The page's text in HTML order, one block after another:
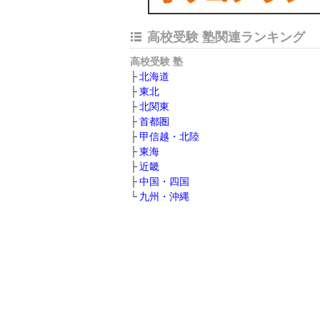
高校受験 塾関連ランキング
高校受験 塾
北海道
東北
北関東
首都圏
甲信越・北陸
東海
近畿
中国・四国
九州・沖縄